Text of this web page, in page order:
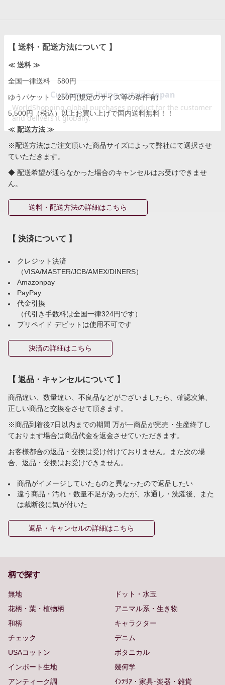
【 送料・配送方法について 】
≪ 送料 ≫
全国一律送料 580円
ゆうパケット 250円(規定のサイズ等の条件有)
5,500円（税込）以上お買い上げで国内送料無料！！
≪ 配送方法 ≫
※配送方法はご注文頂いた商品サイズによって弊社にて選択させ
ていただきます。
◆ 配送希望が通らなかった場合のキャンセルはお受けできませ
ん。
送料・配送方法の詳細はこちら
【 決済について 】
クレジット決済
（VISA/MASTER/JCB/AMEX/DINERS）
Amazonpay
PayPay
代金引換
（代引き手数料は全国一律324円です）
プリペイド デビットは使用不可です
決済の詳細はこちら
【 返品・キャンセルについて 】
商品違い、数量違い、不良品などがございましたら、確認次第、
正しい商品と交換をさせて頂きます。
※商品到着後7日以内までの期間 万が一商品が完売・生産終了し
ております場合は商品代金を返金させていただきます。
お客様都合の返品・交換は受け付けておりません。また次の場
合、返品・交換はお受けできません。
商品がイメージしていたものと異なったので返品したい
違う商品・汚れ・数量不足があったが、水通し・洗濯後、また
は裁断後に気が付いた
返品・キャンセルの詳細はこちら
柄で探す
無地
ドット・水玉
花柄・葉・植物柄
アニマル系・生き物
和柄
キャラクター
チェック
デニム
USAコットン
ボタニカル
インポート生地
幾何学
アンティーク調
ｲﾝﾃﾘｱ・家具･楽器・雑貨